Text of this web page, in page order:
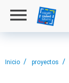
Inicio proyectos